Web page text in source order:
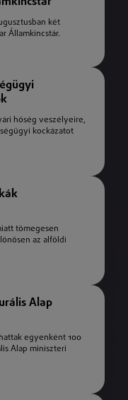
két
Államkincstár.
hőség veszélyeire,
kockázatot
tömegesen
az alföldi
Alap
egyenként 100
Alap miniszteri